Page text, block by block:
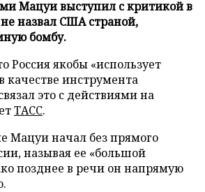
Мацуи выступил с критикой в
назвал США страной,
бомбу.
Россия якобы «использует
качестве инструмента
это с действиями на
ТАСС.
Мацуи начал без прямого
называя ее «большой
позднее в речи он напрямую